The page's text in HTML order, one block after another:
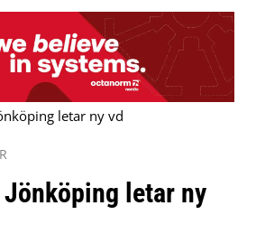
letar ny vd
letar ny